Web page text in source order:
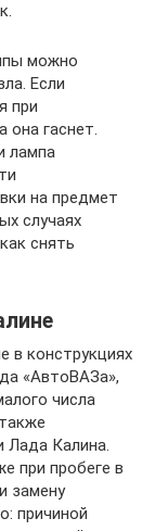
можно
Если
при
она гаснет.
лампа
на предмет
случаях
снять
в конструкциях
«АвтоВАЗа»,
числа
Лада Калина.
при пробеге в
замену
причиной